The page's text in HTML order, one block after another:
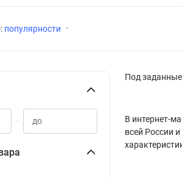
популярности
–
Под
В интернет-
всей России